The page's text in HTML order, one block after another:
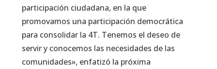
participación ciudadana, en la que
promovamos una participación democrática
para consolidar la 4T. Tenemos el deseo de
servir y conocemos las necesidades de las
comunidades», enfatizó la próxima